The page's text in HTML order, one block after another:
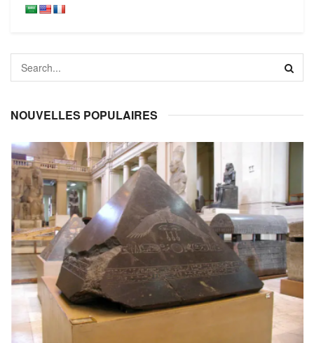
NOUVELLES POPULAIRES